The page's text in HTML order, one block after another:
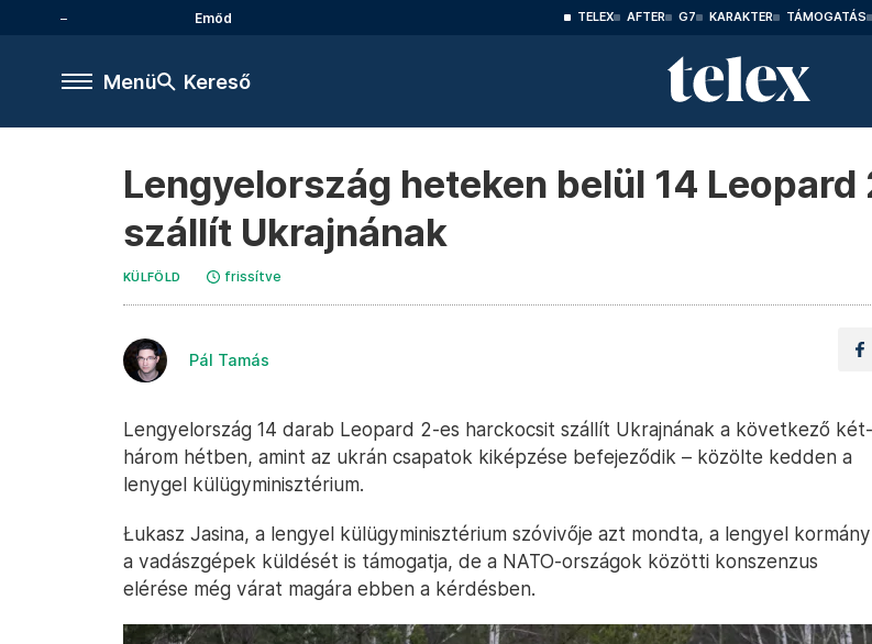
Emőd TELEX AFTER G7 KARAKTER TÁMOGATÁS
Menü Kereső
Lengyelország heteken belül 14
szállít Ukrajnának
KÜLFÖLD frissítve
Pál Tamás
Lengyelország 14 darab Leopard 2-es harckocsit szállít Ukrajnának a következő két-
három hétben, amint az ukrán csapatok kiképzése befejeződik – közölte kedden a
lenygel külügyminisztérium.
Łukasz Jasina, a lengyel külügyminisztérium szóvivője azt mondta, a lengyel kormány
a vadászgépek küldését is támogatja, de a NATO-országok közötti konszenzus
elérése még várat magára ebben a kérdésben.